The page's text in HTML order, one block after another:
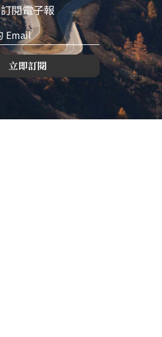
訂閱電子報
立即訂閱